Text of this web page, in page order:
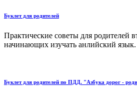
Буклет для родителей
Практические советы для родителей
начинающих изучать анлийский
Буклет для родителей по ПДД. "Азбука дорог -